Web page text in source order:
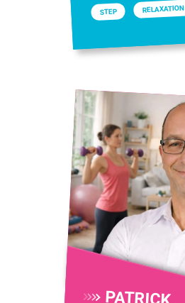
STEP RELAXATION